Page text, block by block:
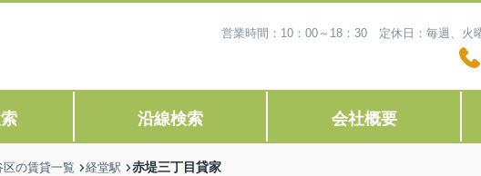
営業時間：10：00～18：30 定休日：毎週、火
沿線検索 会社概要
区の賃貸一覧 経堂駅 赤堤三丁目貸家